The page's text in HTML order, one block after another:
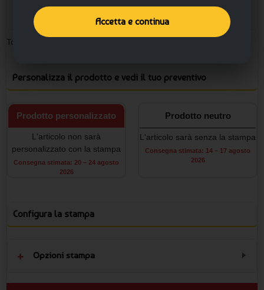
Totale pezzi:
Personalizza il prodotto e vedi il tuo preventivo
Prodotto personalizzato
L'articolo non sarà
personalizzato con la stampa
Consegna stimata: 20 – 24 agosto
2026
Prodotto neutro
L'articolo sarà senza la stampa
Consegna stimata: 14 – 17 agosto
2026
Configura la stampa
Opzioni stampa
Accetta e continua